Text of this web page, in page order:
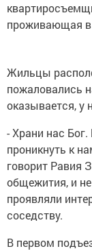
проживающая
Жильцы
пожаловались
оказывается, у
- Храни нас
проникнуть к
говорит Равия
общежития, и
проявляли
соседству.
В первом